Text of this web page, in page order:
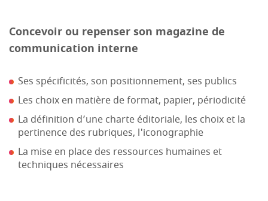
Concevoir ou repenser son magazine de
communication interne
Ses spécificités, son positionnement, ses publics
Les choix en matière de format, papier, périodicité
La définition d’une charte éditoriale, les choix et la
pertinence des rubriques, l'iconographie
La mise en place des ressources humaines et
techniques nécessaires